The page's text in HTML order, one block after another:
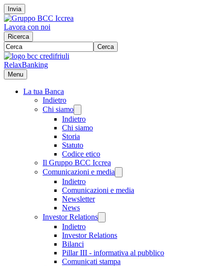
Invia
Lavora con noi
Ricerca
Cerca
RelaxBanking
Menu
La tua Banca
Indietro
Chi siamo
Indietro
Chi siamo
Storia
Statuto
Codice etico
Il Gruppo BCC Iccrea
Comunicazioni e media
Indietro
Comunicazioni e media
Newsletter
News
Investor Relations
Indietro
Investor Relations
Bilanci
Pillar III - informativa al pubblico
Comunicati stampa